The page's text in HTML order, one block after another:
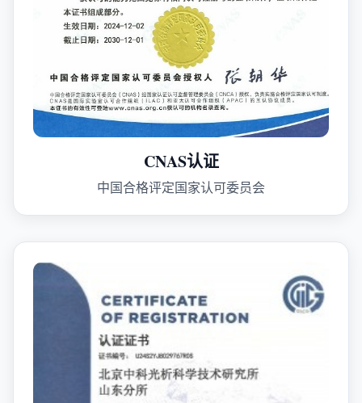
CNAS认证
中国合格评定国家认可委员会